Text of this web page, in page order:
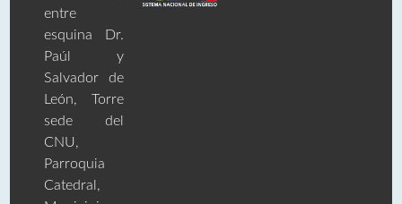
entre
esquina Dr.
Paúl y
Salvador de
León, Torre
sede del
CNU,
Parroquia
Catedral,